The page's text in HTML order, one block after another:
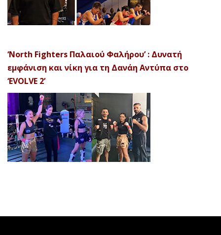
‘North Fighters Παλαιού Φαλήρου’ : Δυνατή
εμφάνιση και νίκη για τη Δανάη Αντύπα στο
‘EVOLVE 2’